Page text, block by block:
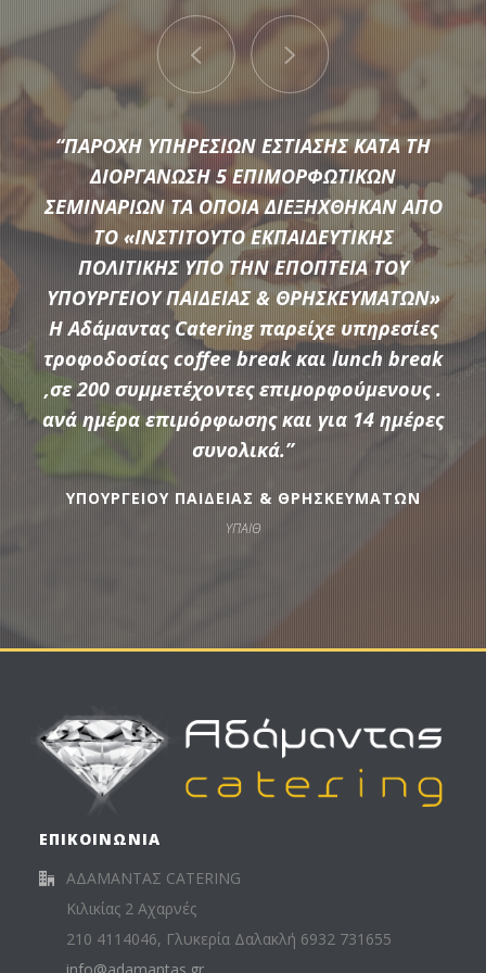
Μια μεγάλη ποικιλία από τις πιο σύγχρονες προτάσεις της
αγοράς συνθέτουν τον εξοπλισμό που διαθέτει η
Αδάμαντας Catering για να υποστηρίξουμε τις ξεχωριστές
ανάγκες κάθε εκδήλωσης.
ΠΕΡΙΣΣΟΤΕΡΑ
“ΠΑΡΟΧΗ ΥΠΗΡΕΣΙΩΝ ΕΣΤΙΑΣΗΣ ΚΑΤΑ ΤΗ
ΔΙΟΡΓΑΝΩΣΗ 5 ΕΠΙΜΟΡΦΩΤΙΚΩΝ
ΣΕΜΙΝΑΡΙΩΝ ΤΑ ΟΠΟΙΑ ΔΙΕΞΗΧΘΗΚΑΝ ΑΠΟ
ΤΟ «ΙΝΣΤΙΤΟΥΤΟ ΕΚΠΑΙΔΕΥΤΙΚΗΣ
ΠΟΛΙΤΙΚΗΣ ΥΠΟ ΤΗΝ ΕΠΟΠΤΕΙΑ ΤΟΥ
ΥΠΟΥΡΓΕΙΟΥ ΠΑΙΔΕΙΑΣ & ΘΡΗΣΚΕΥΜΑΤΩΝ»
Η Αδάμαντας Catering παρείχε υπηρεσίες
τροφοδοσίας coffee break και lunch break
,σε 200 συμμετέχοντες επιμορφούμενους .
ανά ημέρα επιμόρφωσης και για 14 ημέρες
συνολικά.”
ΥΠΟΥΡΓΕΙΟΥ ΠΑΙΔΕΙΑΣ & ΘΡΗΣΚΕΥΜΑΤΩΝ
ΥΠΑΙΘ
ΕΠΙΚΟΙΝΩΝΙΑ
ΑΔΑΜΑΝΤΑΣ CATERING
Κιλικίας 2 Αχαρνές
210 4114046, Γλυκερία Δαλακλή 6932 731655